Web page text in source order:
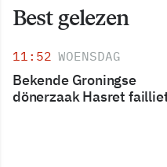
Best gelezen
11:52 WOENSDAG
Bekende Groningse
dönerzaak Hasret